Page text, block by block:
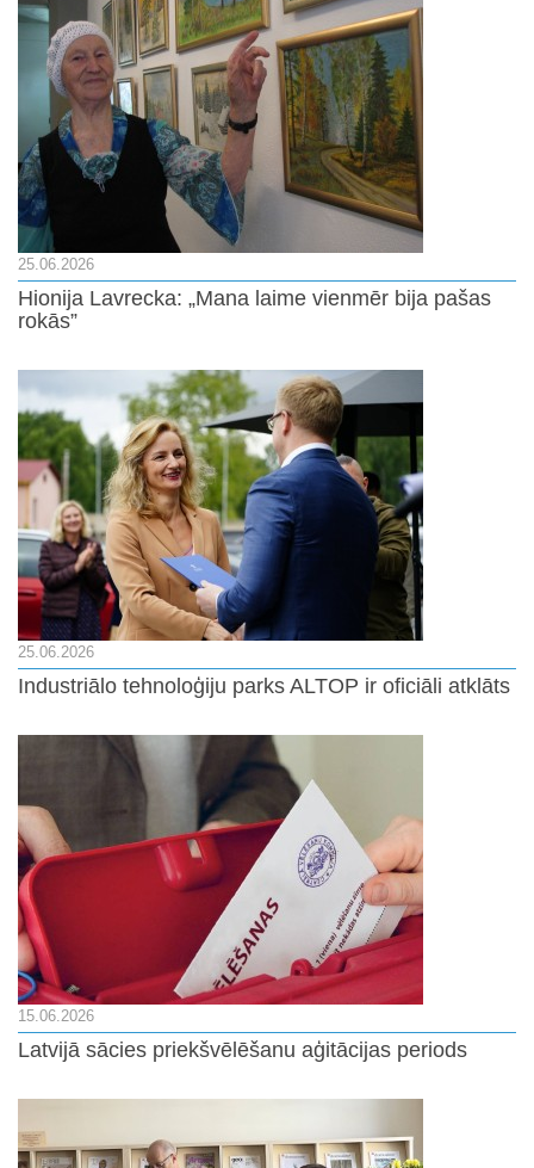
25.06.2026
Hionija Lavrecka: „Mana laime vienmēr bija pašas
rokās”
25.06.2026
Industriālo tehnoloģiju parks ALTOP ir oficiāli atklāts
15.06.2026
Latvijā sācies priekšvēlēšanu aģitācijas periods